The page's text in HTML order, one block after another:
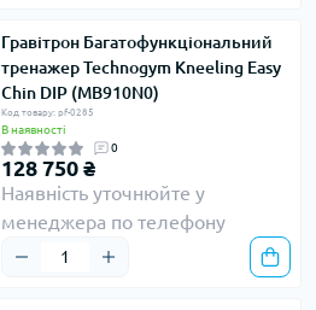
Гравітрон Багатофункціональний
тренажер Technogym Kneeling Easy
Chin DIP (MB910N0)
Код товару: pf-0285
В наявності
0
128 750 ₴
Наявність уточнюйте у
менеджера по телефону